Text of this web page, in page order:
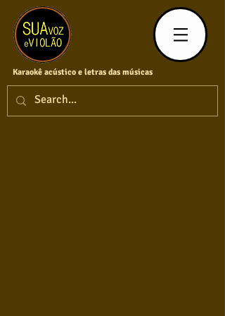
Karaokê acústico e letras das músicas